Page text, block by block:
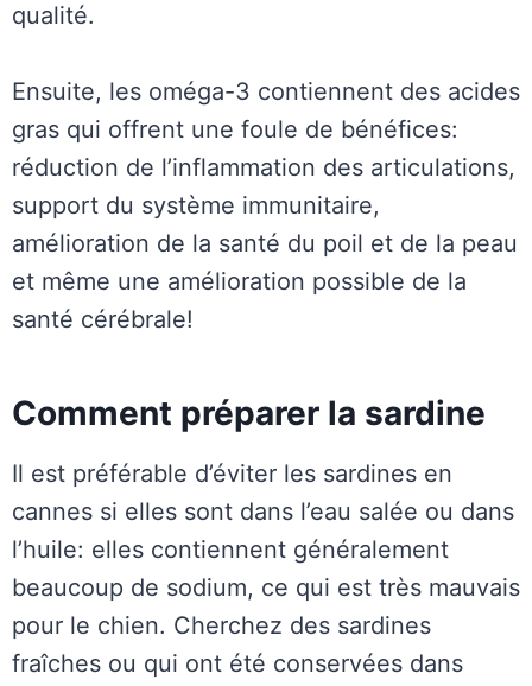
qualité.
Ensuite, les oméga-3 contiennent des acides
gras qui offrent une foule de bénéfices:
réduction de l’inflammation des articulations,
support du système immunitaire,
amélioration de la santé du poil et de la peau
et même une amélioration possible de la
santé cérébrale!
Comment préparer la sardine
Il est préférable d’éviter les sardines en
cannes si elles sont dans l’eau salée ou dans
l’huile: elles contiennent généralement
beaucoup de sodium, ce qui est très mauvais
pour le chien. Cherchez des sardines
fraîches ou qui ont été conservées dans